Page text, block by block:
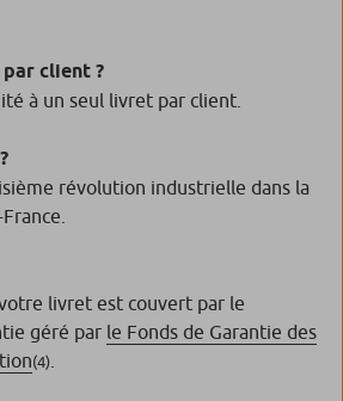
client ?
à un seul livret par client.
révolution industrielle dans la
livret est couvert par le
géré par le Fonds de Garantie des
(4)